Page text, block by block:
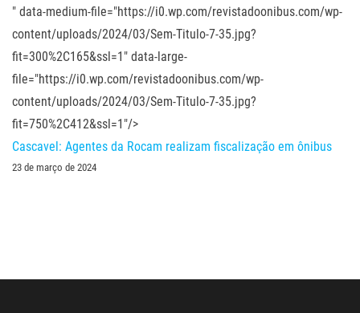
" data-medium-file="https://i0.wp.com/revistadoonibus.com/wp-
content/uploads/2024/03/Sem-Titulo-7-35.jpg?
fit=300%2C165&ssl=1" data-large-
file="https://i0.wp.com/revistadoonibus.com/wp-
content/uploads/2024/03/Sem-Titulo-7-35.jpg?
fit=750%2C412&ssl=1"/>
Cascavel: Agentes da Rocam realizam fiscalização em ônibus
23 de março de 2024